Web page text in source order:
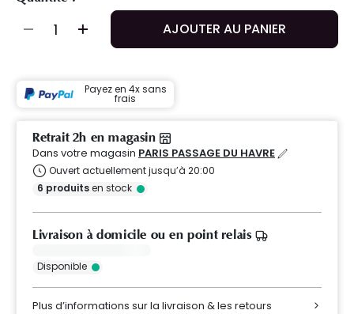
AJOUTER AU PANIER
Payez en 4x sans
frais
Retrait 2h en magasin
Dans votre magasin PARIS PASSAGE DU HAVRE
Ouvert actuellement jusqu’à 20:00
6 produitsen stock
Livraison à domicile ou en point relais
Disponible
Plus d’informations sur la livraison & les retours